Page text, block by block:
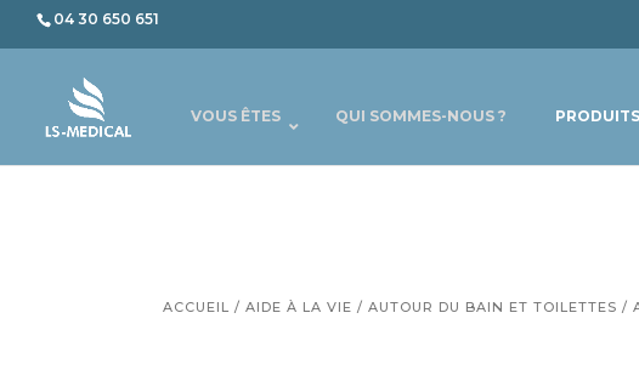
04 30 650 651
VOUS ÊTES QUI SOMMES-NOUS ? PRODUITS
ACCUEIL /AIDE À LA VIE /AUTOUR DU BAIN ET TOILETTES /